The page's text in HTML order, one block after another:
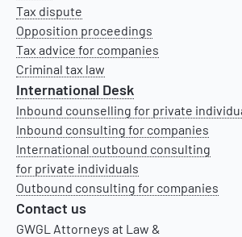
Tax dispute
Opposition proceedings
Tax advice for companies
Criminal tax law
International Desk
Inbound counselling for private
Inbound consulting for companies
International outbound consulting
for private individuals
Outbound consulting for companies
Contact us
GWGL Attorneys at Law &